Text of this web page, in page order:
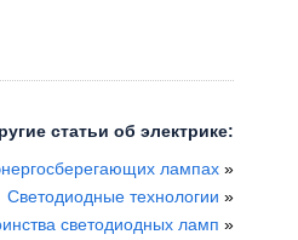
статьи об электрике:
лампах »
Светодиодные технологии »
светодиодных ламп »